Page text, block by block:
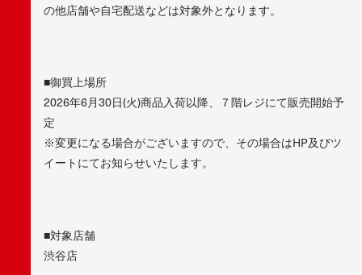
の他店舗や自宅配送などは対象外となります。
■御買上場所
2026年6月30日(火)商品入荷以降、７階レジにて販売開始予
定
※変更になる場合がございますので、その場合はHP及びツ
イートにてお知らせいたします。
■対象店舗
渋谷店